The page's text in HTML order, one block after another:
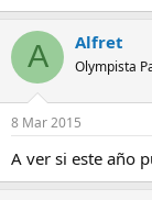
A Alfret
Olympista
8 Mar 2015
A ver si este año